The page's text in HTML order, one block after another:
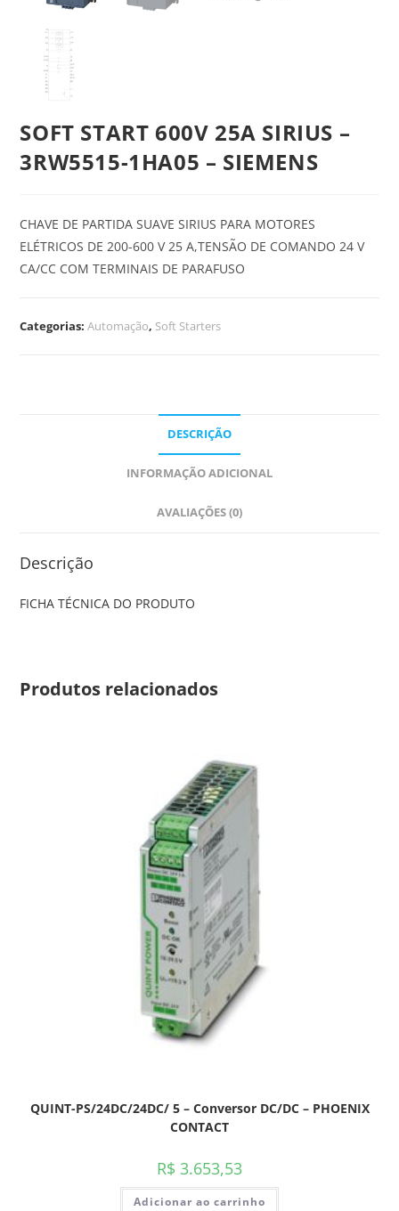
SOFT START 600V 25A SIRIUS –
3RW5515-1HA05 – SIEMENS
CHAVE DE PARTIDA SUAVE SIRIUS PARA MOTORES
ELÉTRICOS DE 200-600 V 25 A,TENSÃO DE COMANDO 24 V
CA/CC COM TERMINAIS DE PARAFUSO
Categorias:Automação, Soft Starters
DESCRIÇÃO
INFORMAÇÃO ADICIONAL
AVALIAÇÕES (0)
Descrição
FICHA TÉCNICA DO PRODUTO
Produtos relacionados
QUINT-PS/24DC/24DC/ 5 – Conversor DC/DC – PHOENIX
CONTACT
R$ 3.653,53
Adicionar ao carrinho